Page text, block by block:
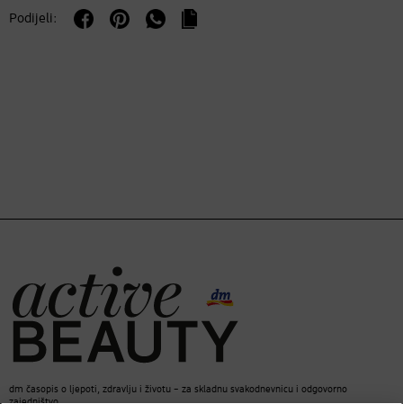
Podijeli:
dm časopis o ljepoti, zdravlju i životu – za skladnu svakodnevnicu i odgovorno